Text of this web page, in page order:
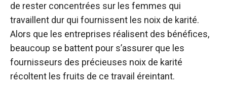
de rester concentrées sur les femmes qui
travaillent dur qui fournissent les noix de karité.
Alors que les entreprises réalisent des bénéfices,
beaucoup se battent pour s’assurer que les
fournisseurs des précieuses noix de karité
récoltent les fruits de ce travail éreintant.